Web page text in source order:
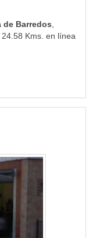
de Barredos
Kms. en línea